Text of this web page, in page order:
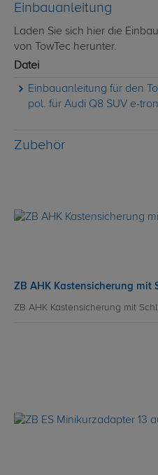
Einbauanleitung
Laden Sie sich hier die
von TowTec herunter.
Datei
Einbauanleitung für den
pol. für Audi Q8 SUV e-
Zubehör
ZB AHK Kastensicherung mit
ZB AHK Kastensicherung mit